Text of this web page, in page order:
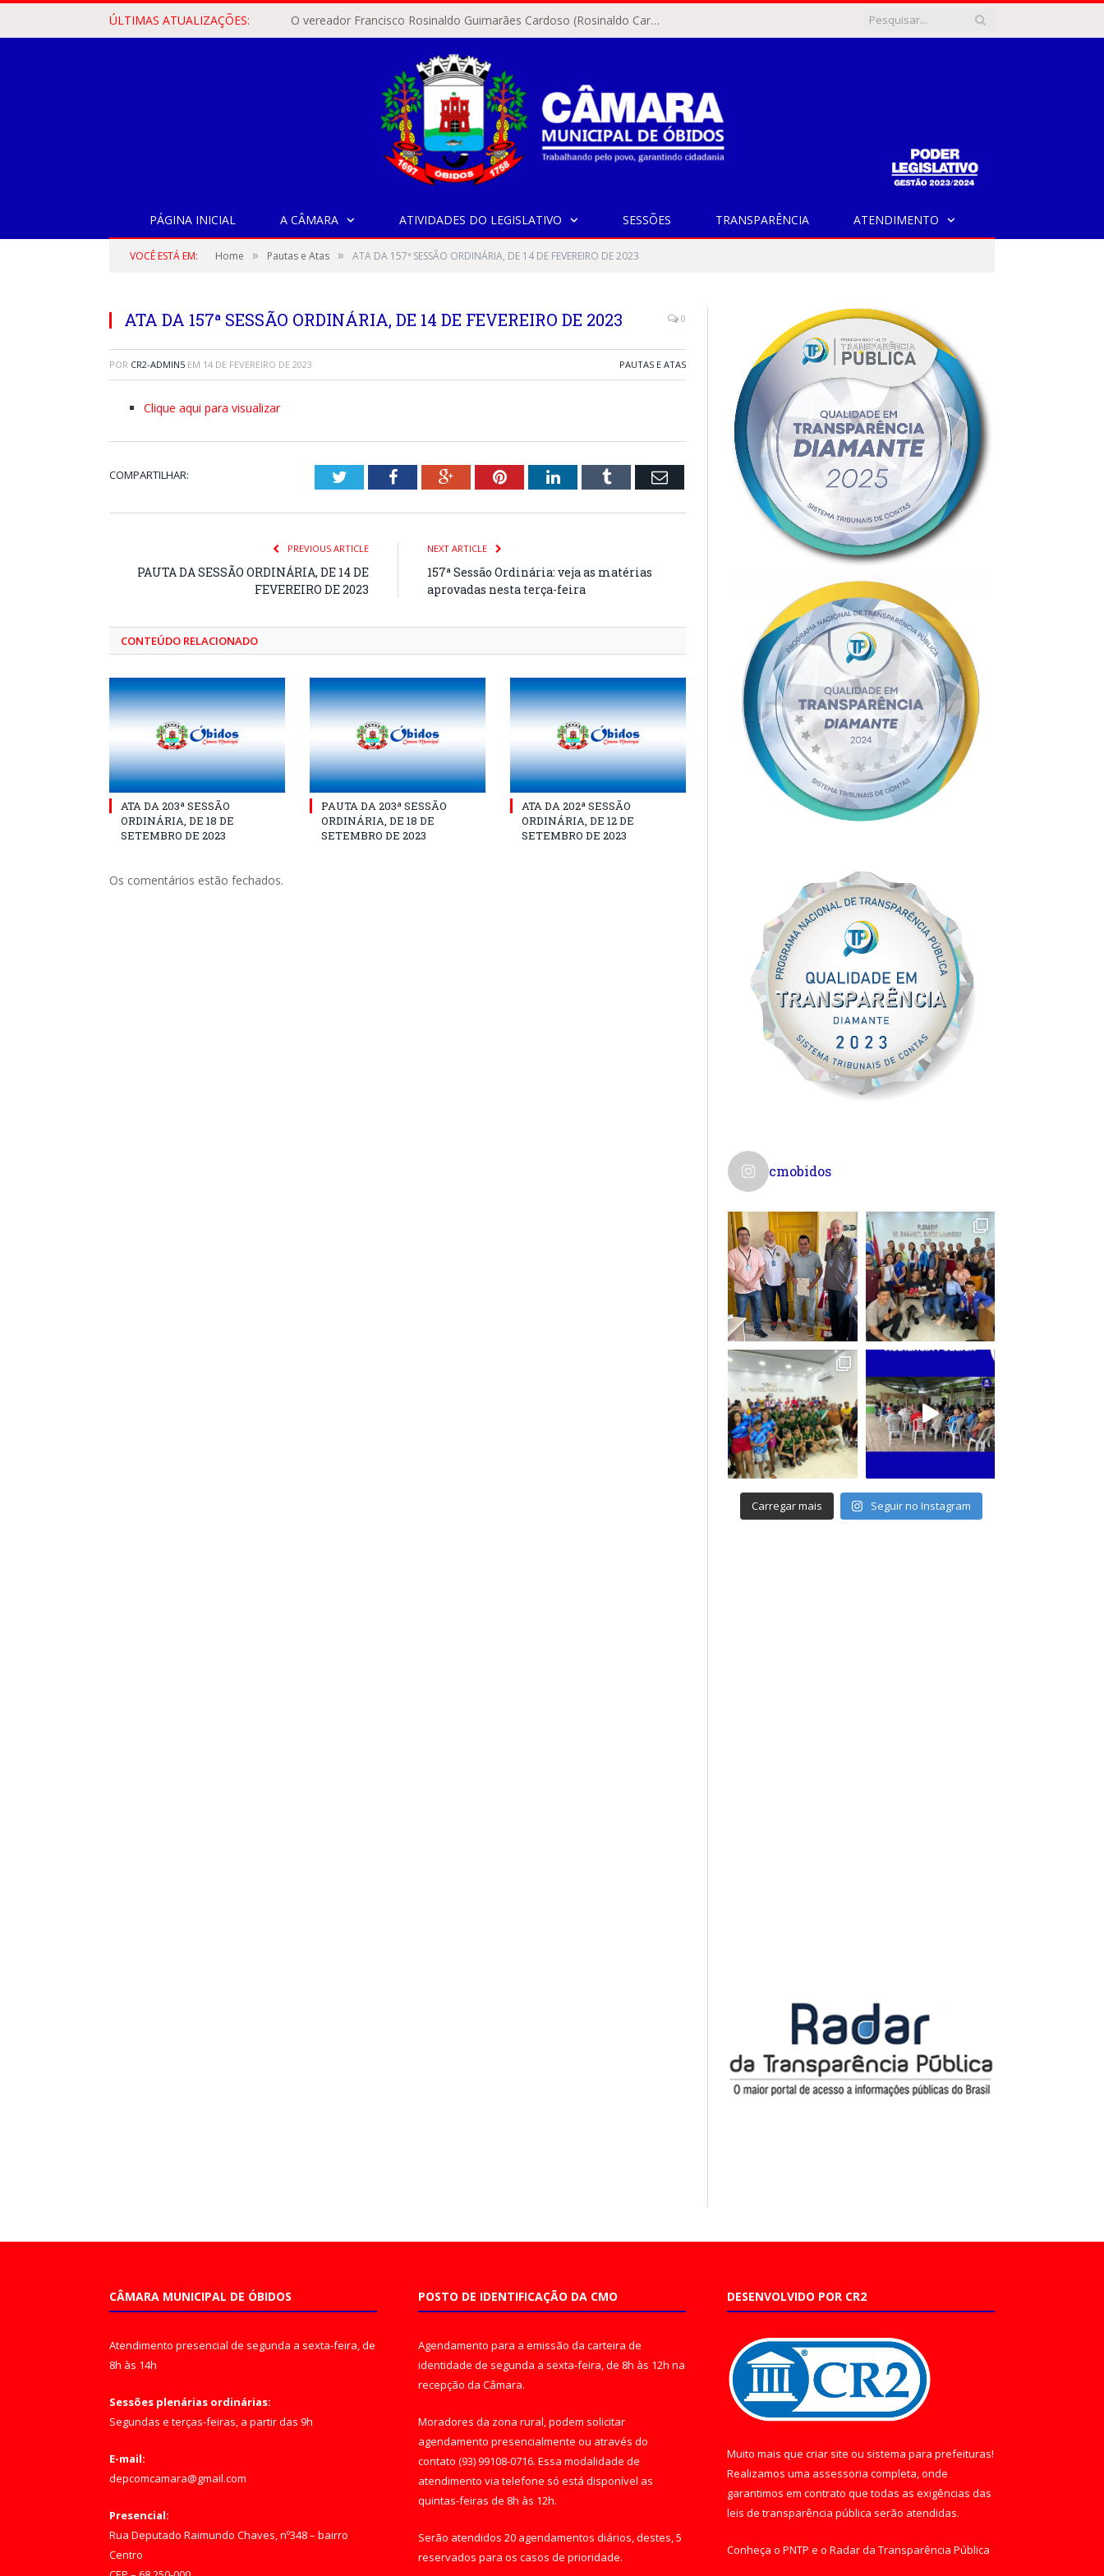
ÚLTIMAS ATUALIZAÇÕES: O vereador Francisco Rosinaldo Guimarães Cardoso (Rosinaldo Cardoso) apresentou, na Câmara Municipal de Óbidos, o Requerimento nº 345/2026, solicitando o encaminhamento do Anteprojeto de Lei nº 10/2026 ao prefeito municipal, Jaime Barbosa da Silva.
PÁGINA INICIAL A CÂMARA ATIVIDADES DO LEGISLATIVO SESSÕES TRANSPARÊNCIA ATENDIMENTO
VOCÊ ESTÁ EM: Home » Pautas e Atas » ATA DA 157ª SESSÃO ORDINÁRIA, DE 14 DE FEVEREIRO DE 2023
ATA DA 157ª SESSÃO ORDINÁRIA, DE 14 DE FEVEREIRO DE 2023 0
POR CR2-ADMIN5 EM 14 DE FEVEREIRO DE 2023 PAUTAS E ATAS
Clique aqui para visualizar
COMPARTILHAR: TwitterFacebookGoogle+PinterestLinkedInTumblr Email
PREVIOUS ARTICLE
PAUTA DA SESSÃO ORDINÁRIA, DE 14 DE
FEVEREIRO DE 2023
NEXT ARTICLE
157ª Sessão Ordinária: veja as matérias
aprovadas nesta terça-feira
CONTEÚDO RELACIONADO
ATA DA 203ª SESSÃO
ORDINÁRIA, DE 18 DE
SETEMBRO DE 2023
PAUTA DA 203ª SESSÃO
ORDINÁRIA, DE 18 DE
SETEMBRO DE 2023
ATA DA 202ª SESSÃO
ORDINÁRIA, DE 12 DE
SETEMBRO DE 2023
Os comentários estão fechados.
cmobidos
Carregar mais Seguir no Instagram
CÂMARA MUNICIPAL DE ÓBIDOS
Atendimento presencial de segunda a sexta-feira, de
8h às 14h
Sessões plenárias ordinárias:
Segundas e terças-feiras, a partir das 9h
E-mail:
depcomcamara@gmail.com
Presencial:
Rua Deputado Raimundo Chaves, nº348 – bairro
Centro
POSTO DE IDENTIFICAÇÃO DA CMO
Agendamento para a emissão da carteira de
identidade de segunda a sexta-feira, de 8h às 12h na
recepção da Câmara.
Moradores da zona rural, podem solicitar
agendamento presencialmente ou através do
contato (93) 99108-0716. Essa modalidade de
atendimento via telefone só está disponível as
quintas-feiras de 8h às 12h.
Serão atendidos 20 agendamentos diários, destes, 5
reservados para os casos de prioridade.
DESENVOLVIDO POR CR2
Muito mais que criar site ou sistema para prefeituras!
Realizamos uma assessoria completa, onde
garantimos em contrato que todas as exigências das
leis de transparência pública serão atendidas.
Conheça o PNTP e o Radar da Transparência Pública